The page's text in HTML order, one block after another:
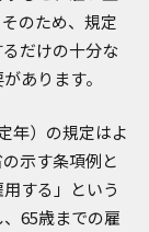
のため、規定
だけの十分な
あります。
年）の規定はよ
示す条項例と
する」という
65歳までの雇